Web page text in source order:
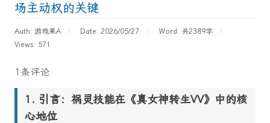
场主动权的关键
Auth: 游戏果A Date: 2026/05/27 Word: 共2389字
Views: 571
1条评论
引言：祸灵技能在《真女神转生VV》中的核
心地位